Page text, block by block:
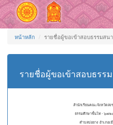
หน้าหลัก รายชื่อผู้ขอเข้าสอบธรรมสน
รายชื่อผู้ขอเข้าสอบธร
สำนักเรียนคณะจังหวัดส
ธรรมศึกษาชั้นโท - ๖๗๒
ตำบลบ่อยาง อำเภอเ